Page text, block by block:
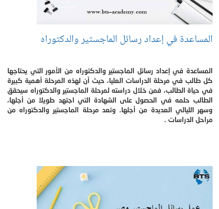
المساعدة في إعداد رسائل الماجستير والدكتوراه
المساعدة في إعداد رسائل الماجستير والدكتوراه من الأمور التي يحتاجها
كل طالب في مرحلة الدراسات العليا، حيث أن لهذه المرحلة أهمية كبيرة
في حياة الطالب، فمن خلال دراسته لمرحلة الماجستير والدكتوراه سيحقق
الطالب حلمه في الحصول على الشهادة التي اجتهد طويلا من أجلها،
وسهر الليالي العديدة من أجلها. وتعد مرحلة الماجستير والدكتوراه من
مراحل الدراسات .